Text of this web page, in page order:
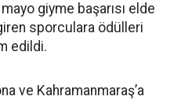
giyme başarısı elde
sporculara ödülleri
edildi.
ve Kahramanmaraş’a